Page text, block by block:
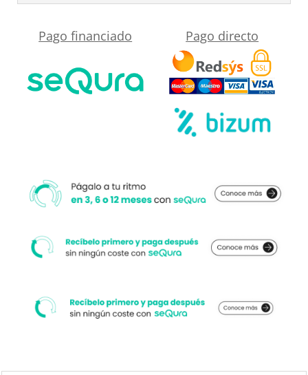
puertas
NEGRO
Pago financiado Pago directo